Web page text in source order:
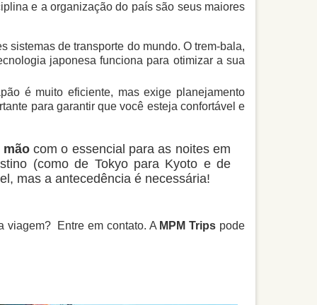
e a organização do país são seus maiores
sistemas de transporte do mundo. O trem-bala,
japonesa funciona para otimizar a sua
é muito eficiente, mas exige planejamento
para garantir que você esteja confortável e
mãocom o essencial para as noites em
(como de Tokyo para Kyoto e de
mas a antecedência é necessária!
viagem? Entre em contato. A MPM Trips pode